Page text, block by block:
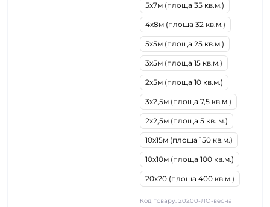
5х7м (площа 35 кв.м.)
4х8м (площа 32 кв.м.)
5х5м (площа 25 кв.м.)
3х5м (площа 15 кв.м.)
2х5м (площа 10 кв.м.)
3х2,5м (площа 7,5 кв.м.)
2х2,5м (площа 5 кв. м.)
10х15м (площа 150 кв.м.)
10х10м (площа 100 кв.м.)
20х20 (площа 400 кв.м.)
Код товару: 20200-ЛО-весна